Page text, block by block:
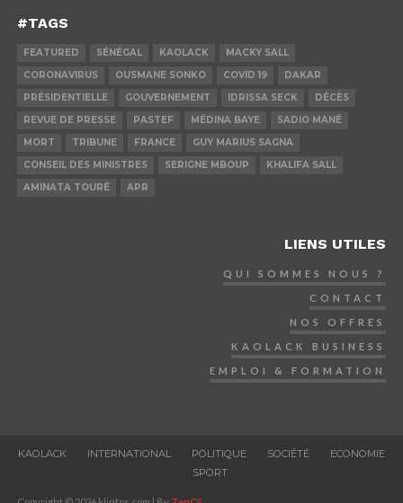
#TAGS
FEATURED SÉNÉGAL KAOLACK
MACKY SALL
CORONAVIRUS
OUSMANE SONKO COVID 19
DAKAR
PRÉSIDENTIELLE
GOUVERNEMENT IDRISSA SECK
DÉCÈS
REVUE DE PRESSE
PASTEF MÉDINA BAYE
SADIO MANÉ
MORT
TRIBUNE FRANCE
GUY MARIUS SAGNA
CONSEIL DES MINISTRES
SERIGNE MBOUP
KHALIFA SALL
AMINATA TOURÉ
APR
LIENS UTILES
QUI SOMMES NOUS ?
CONTACT
NOS OFFRES
KAOLACK BUSINESS
EMPLOI & FORMATION
KAOLACK INTERNATIONAL POLITIQUE SOCIÉTÉ
ECONOMIE
SPORT